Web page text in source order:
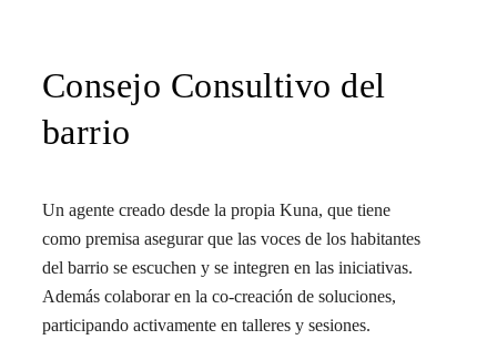
Consejo Consultivo del
barrio
Un agente creado desde la propia Kuna, que tiene
como premisa asegurar que las voces de los habitantes
del barrio se escuchen y se integren en las iniciativas.
Además colaborar en la co-creación de soluciones,
participando activamente en talleres y sesiones.